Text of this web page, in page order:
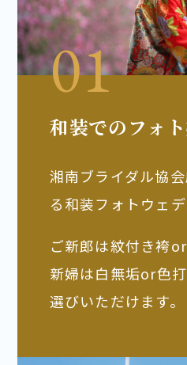
和装でのフォ
湘南ブライダル協
る和装フォトウェデ
ご新郎は紋付き袴
新婦は白無垢or色
選びいただけます。